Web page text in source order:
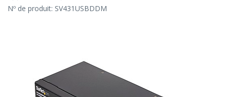
Nº de produit: SV431USBDDM